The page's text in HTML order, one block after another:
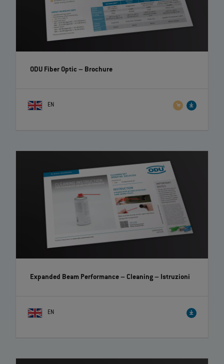
ODU Fiber Optic– Brochure
EN
Expanded Beam Performance – Cleaning– Istruzioni
EN